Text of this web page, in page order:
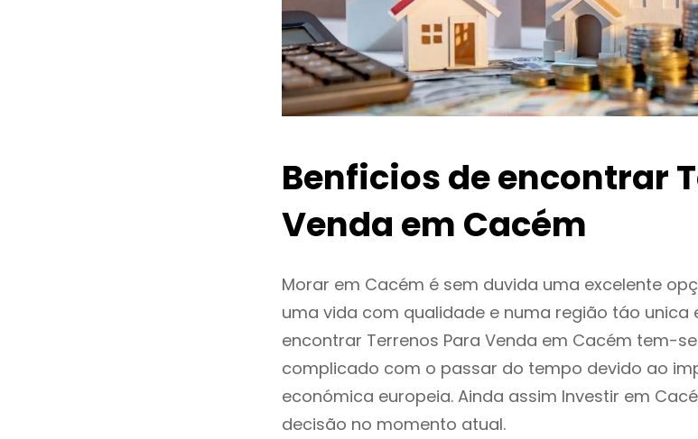
Benficios de encontrar
Venda em Cacém
Morar em Cacém é sem duvida uma excelente
uma vida com qualidade e numa região táo unica
encontrar Terrenos Para Venda em Cacém tem-
complicado com o passar do tempo devido ao
económica europeia. Ainda assim Investir em
decisão no momento atual.